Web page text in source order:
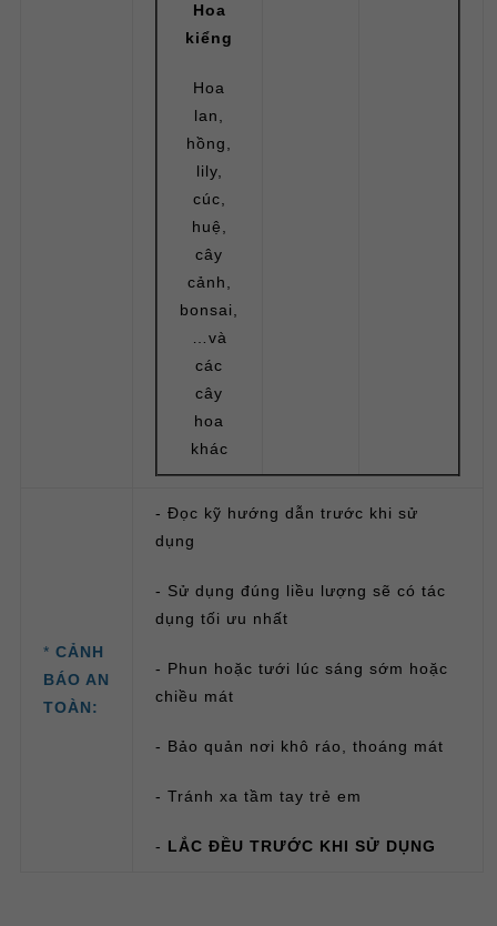
Hoa
kiểng
Hoa
lan,
hồng,
lily,
cúc,
huệ,
cây
cảnh,
bonsai,
…và
các
cây
hoa
khác
* CẢNH
BÁO AN
TOÀN:
- Đọc kỹ hướng dẫn trước khi sử
dụng
- Sử dụng đúng liều lượng sẽ có tác
dụng tối ưu nhất
- Phun hoặc tưới lúc sáng sớm hoặc
chiều mát
- Bảo quản nơi khô ráo, thoáng mát
- Tránh xa tầm tay trẻ em
- LẮC ĐỀU TRƯỚC KHI SỬ DỤNG